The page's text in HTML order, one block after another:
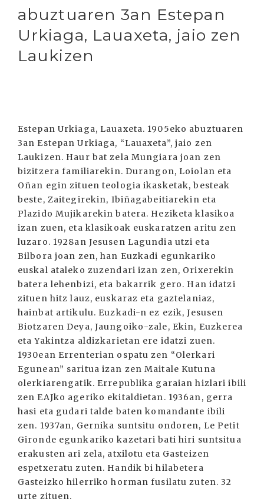
abuztuaren 3an Estepan
Urkiaga, Lauaxeta, jaio zen
Laukizen
Estepan Urkiaga, Lauaxeta. 1905eko abuztuaren
3an Estepan Urkiaga, “Lauaxeta”, jaio zen
Laukizen. Haur bat zela Mungiara joan zen
bizitzera familiarekin. Durangon, Loiolan eta
Oñan egin zituen teologia ikasketak, besteak
beste, Zaitegirekin, Ibiñagabeitiarekin eta
Plazido Mujikarekin batera. Heziketa klasikoa
izan zuen, eta klasikoak euskaratzen aritu zen
luzaro. 1928an Jesusen Lagundia utzi eta
Bilbora joan zen, han Euzkadi egunkariko
euskal ataleko zuzendari izan zen, Orixerekin
batera lehenbizi, eta bakarrik gero. Han idatzi
zituen hitz lauz, euskaraz eta gaztelaniaz,
hainbat artikulu. Euzkadi-n ez ezik, Jesusen
Biotzaren Deya, Jaungoiko-zale, Ekin, Euzkerea
eta Yakintza aldizkarietan ere idatzi zuen.
1930ean Errenterian ospatu zen “Olerkari
Egunean” saritua izan zen Maitale Kutuna
olerkiarengatik. Errepublika garaian hizlari ibili
zen EAJko ageriko ekitaldietan. 1936an, gerra
hasi eta gudari talde baten komandante ibili
zen. 1937an, Gernika suntsitu ondoren, Le Petit
Gironde egunkariko kazetari bati hiri suntsitua
erakusten ari zela, atxilotu eta Gasteizen
espetxeratu zuten. Handik bi hilabetera
Gasteizko hilerriko horman fusilatu zuten. 32
urte zituen.